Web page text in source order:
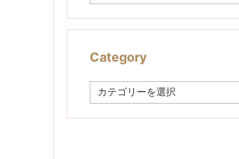
h
e
Category
e